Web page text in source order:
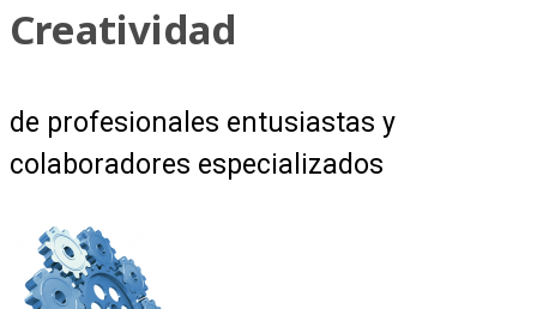
Creatividad
de profesionales entusiastas y
colaboradores especializados